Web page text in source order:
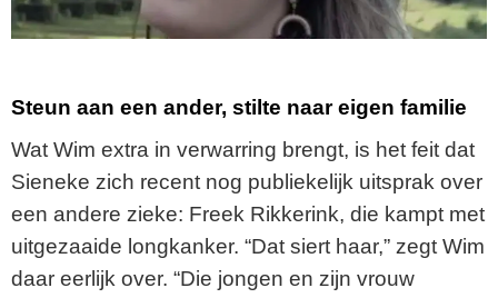
Steun aan een ander, stilte naar eigen familie
Wat Wim extra in verwarring brengt, is het feit dat
Sieneke zich recent nog publiekelijk uitsprak over
een andere zieke: Freek Rikkerink, die kampt met
uitgezaaide longkanker. “Dat siert haar,” zegt Wim
daar eerlijk over. “Die jongen en zijn vrouw